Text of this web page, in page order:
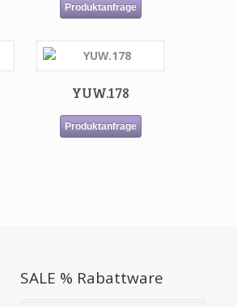
Produktanfrage
YUW.178
Produktanfrage
SALE % Rabattware